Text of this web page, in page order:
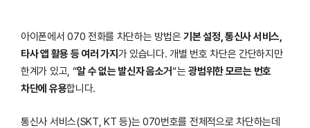
아이폰에서 070 전화를 차단하는 방법은기본 설정, 통신사 서비스,
타사 앱 활용 등 여러 가지 가 있습니다. 개별 번호 차단은 간단하지만
한계가 있고, “알 수 없는 발신자 음소거“는광범위한 모르는 번호
차단에 유용합니다.
통신사 서비스(SKT, KT 등)는 070번호를 전체적으로 차단하는데